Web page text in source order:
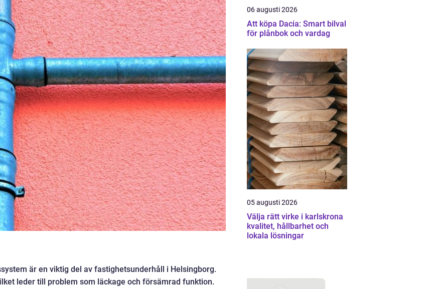
är en viktig del av fastighetsunderhåll i Helsingborg.
leder till problem som läckage och försämrad funktion.
06 augusti 2026
Att köpa Dacia: Smart bilval
för plånbok och vardag
05 augusti 2026
Välja rätt virke i karlskrona
kvalitet, hållbarhet och
lokala lösningar